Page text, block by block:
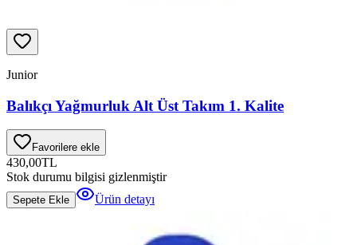
Junior
Balıkçı Yağmurluk Alt Üst Takım 1. Kalite
Favorilere ekle
430,00TL
Stok durumu bilgisi gizlenmiştir
Sepete Ekle Ürün detayı